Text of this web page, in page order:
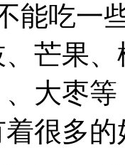
能吃一
芒果
大枣
很多